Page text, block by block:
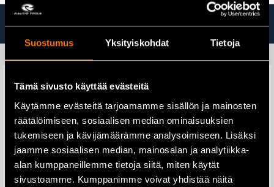
Suostumus Yksityiskohdat Tietoja
Tämä sivusto käyttää evästeitä
Käytämme evästeitä tarjoamamme sisällön ja mainosten
räätälöimiseen, sosiaalisen median ominaisuuksien
tukemiseen ja kävijämäärämme analysoimiseen. Lisäksi
jaamme sosiaalisen median, mainosalan ja analytiikka-
alan kumppaneillemme tietoja siitä, miten käytät
sivustoamme. Kumppanimme voivat yhdistää näitä
Tutustu myös
Stihl Viilanpidike 2-IN-1 1/4″
3,2mm
44,70€
Lisää ostoskoriin